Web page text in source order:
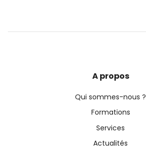
A propos
Qui sommes-nous ?
Formations
Services
Actualités